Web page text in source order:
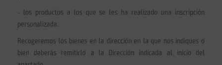
- los productos a los que se les ha realizado una inscripción
personalizada.
Recogeremos los bienes en la dirección en la que nos indiques o
bien deberás remitirlo a la Dirección indicada al inicio del